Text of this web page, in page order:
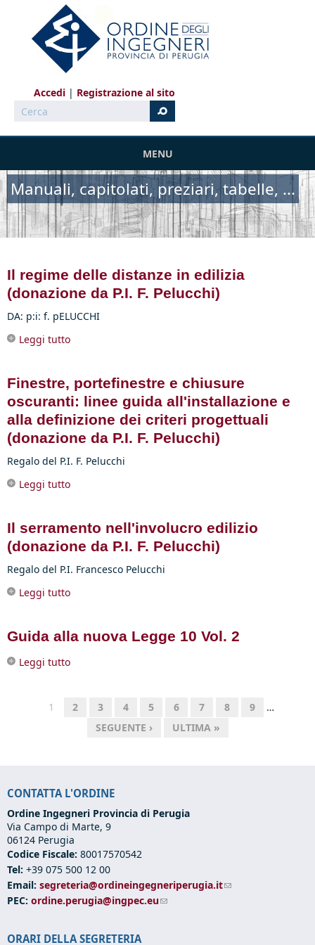
Salta al contenuto principale
Accedi
Registrazione al sito
Cerca
MENU
Manuali, capitolati, preziari, tabelle, ...
Il regime delle distanze in edilizia
(donazione da P.I. F. Pelucchi)
DA: p:i: f. pELUCCHI
Leggi tutto
Finestre, portefinestre e chiusure
oscuranti: linee guida all'installazione e
alla definizione dei criteri progettuali
(donazione da P.I. F. Pelucchi)
Regalo del P.I. F. Pelucchi
Leggi tutto
Il serramento nell'involucro edilizio
(donazione da P.I. F. Pelucchi)
Regalo del P.I. Francesco Pelucchi
Leggi tutto
Guida alla nuova Legge 10 Vol. 2
Leggi tutto
1 2 3 4 5 6 7 8 9
…
SEGUENTE ›
ULTIMA »
CONTATTA L'ORDINE
Ordine Ingegneri Provincia di Perugia
Via Campo di Marte, 9
06124 Perugia
Codice Fiscale: 80017570542
Tel: +39 075 500 12 00
Email: segreteria@ordineingegneriperugia.it(link sends e-mail)
PEC: ordine.perugia@ingpec.eu(link sends e-mail)
ORARI DELLA SEGRETERIA